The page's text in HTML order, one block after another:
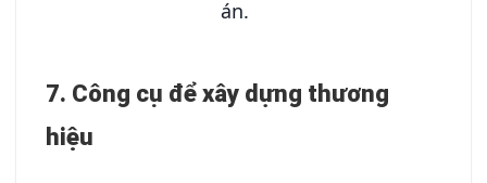
án.
7. Công cụ để xây dựng thương
hiệu